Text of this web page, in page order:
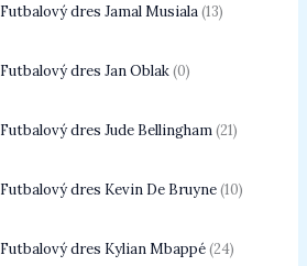
Futbalový dres Jamal Musiala 13
Futbalový dres Jan Oblak 0
Futbalový dres Jude Bellingham 21
Futbalový dres Kevin De Bruyne 10
Futbalový dres Kylian Mbappé 24